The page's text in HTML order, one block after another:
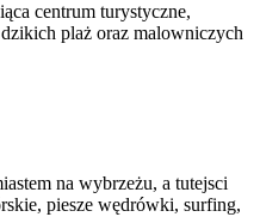
centrum turystyczne,
plaż oraz malowniczych
na wybrzeżu, a tutejsci
piesze wędrówki, surfing,